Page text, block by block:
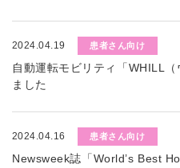
2024.04.19 患者さん向け
自動運転モビリティ「WHILL
ました
2024.04.16 患者さん向け
Newsweek誌「World’s Best